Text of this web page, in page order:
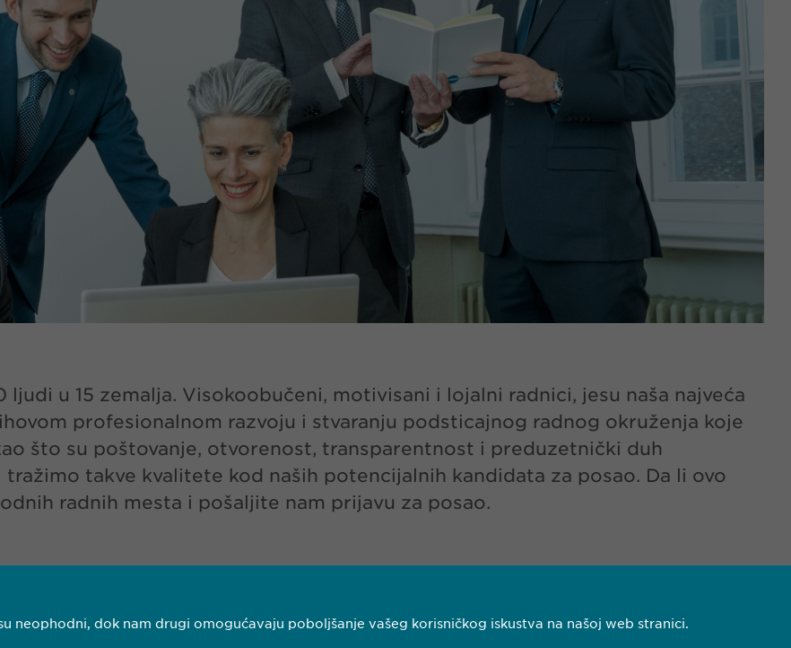
ljudi u 15 zemalja. Visokoobučeni, motivisani i lojalni radnici, jesu naša najveća
profesionalnom razvoju i stvaranju podsticajnog radnog okruženja koje
što su poštovanje, otvorenost, transparentnost i preduzetnički duh
takve kvalitete kod naših potencijalnih kandidata za posao. Da li ovo
radnih mesta i pošaljite nam prijavu za posao.
POŠALJI SVOJU BIOGRAFIJU
neophodni, dok nam drugi omogućavaju poboljšanje vašeg korisničkog iskustva na našoj web stranici.